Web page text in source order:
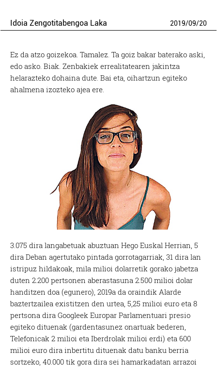
Idoia Zengotitabengoa Laka 2019/09/20
Ez da atzo goizekoa. Tamalez. Ta goiz bakar baterako aski,
edo asko. Biak. Zenbakiek errealitatearen jakintza
helarazteko dohaina dute. Bai eta, oihartzun egiteko
ahalmena izozteko ajea ere.
3.075 dira langabetuak abuztuan Hego Euskal Herrian, 5
dira Deban agertutako pintada gorrotagarriak, 31 dira lan
istripuz hildakoak, mila milioi dolarretik gorako jabetza
duten 2.200 pertsonen aberastasuna 2.500 milioi dolar
handitzen doa (egunero), 2019a da oraindik Alarde
baztertzailea existitzen den urtea, 5,25 milioi euro eta 8
pertsona dira Googleek Europar Parlamentuari presio
egiteko dituenak (gardentasunez onartuak bederen,
Telefonicak 2 milioi eta Iberdrolak milioi erdi) eta 600
milioi euro dira inbertitu dituenak datu banku berria
sortzeko, 40.000 tik gora dira sei hamarkadatan arrazoi